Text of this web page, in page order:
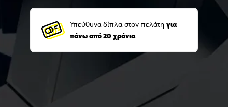
Υπεύθυνα δίπλα στον πελάτη για
πάνω από 20 χρόνια